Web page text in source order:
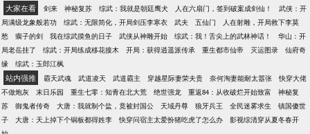
大家在看 剑来 神秘复苏 综武：我就是朝廷鹰犬 人在六扇门，签到破案成剑仙！
武侠：开
局满级龙象般若功
综武：无限简化，开局剑压李寒衣 武夫 五仙门
人在射雕，开局救下李莫
愁
瘸子的剑 我在综武摸鱼的日子 武侠从神雕开始 综武：我！舌尖上的武林神话！
华山：开
局老岳挂了
综武：开局练成移花接木 开局：获得逍遥派传承 重生都市仙帝 灭运图录
仙府奇
缘
综武：玉郎江枫
站内强推 霸天武魂 武道凌天 武道霸主 穿越星际妻荣夫贵 奈何淘妻能耐太嚣张
快穿大佬
不做炮灰
末日乐园 重生七零：知青在北大荒 绝世强龙 重返84：从收破烂开始致富
神秘复
苏
御鬼者传奇 大唐：我就制个盐，竟被封国公 天域丹尊 狼牙兵王 全民迷雾求生
镇国傻世
子
大唐：天上掉下个铜板都得姓李 快穿问宿主太爱扮猪吃虎了怎么办
影视综清穿从夏冬春开